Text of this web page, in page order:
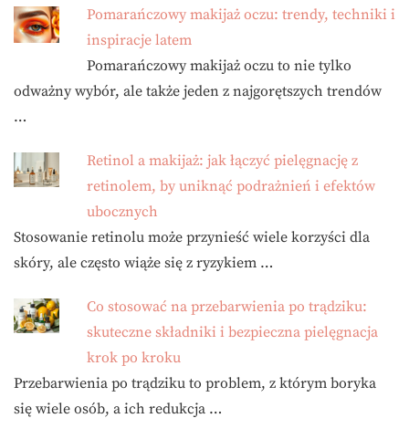
Pomarańczowy makijaż oczu: trendy, techniki i
inspiracje latem
Pomarańczowy makijaż oczu to nie tylko
odważny wybór, ale także jeden z najgorętszych trendów
…
Retinol a makijaż: jak łączyć pielęgnację z
retinolem, by uniknąć podrażnień i efektów
ubocznych
Stosowanie retinolu może przynieść wiele korzyści dla
skóry, ale często wiąże się z ryzykiem …
Co stosować na przebarwienia po trądziku:
skuteczne składniki i bezpieczna pielęgnacja
krok po kroku
Przebarwienia po trądziku to problem, z którym boryka
się wiele osób, a ich redukcja …